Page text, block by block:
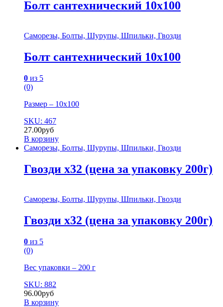
Болт сантехнический 10х100
Саморезы, Болты, Шурупы, Шпильки, Гвозди
Болт сантехнический 10х100
0 из 5
(0)
Размер – 10х100
SKU: 467
27.00руб
В корзину
Саморезы, Болты, Шурупы, Шпильки, Гвозди
Гвозди х32 (цена за упаковку 200г)
Саморезы, Болты, Шурупы, Шпильки, Гвозди
Гвозди х32 (цена за упаковку 200г)
0 из 5
(0)
Вес упаковки – 200 г
SKU: 882
96.00руб
В корзину